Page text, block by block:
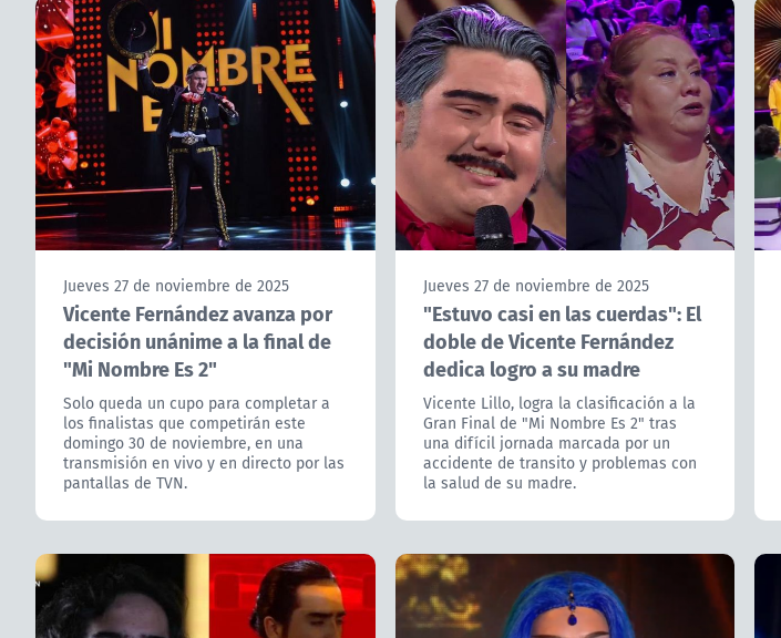
Jueves 27 de noviembre de 2025
Vicente Fernández avanza por
decisión unánime a la final de
"Mi Nombre Es 2"
Solo queda un cupo para completar a
los finalistas que competirán este
domingo 30 de noviembre, en una
transmisión en vivo y en directo por las
pantallas de TVN.
Jueves 27 de noviembre de 2025
"Estuvo casi en las cuerdas": El
doble de Vicente Fernández
dedica logro a su madre
Vicente Lillo, logra la clasificación a la
Gran Final de "Mi Nombre Es 2" tras
una difícil jornada marcada por un
accidente de transito y problemas con
la salud de su madre.